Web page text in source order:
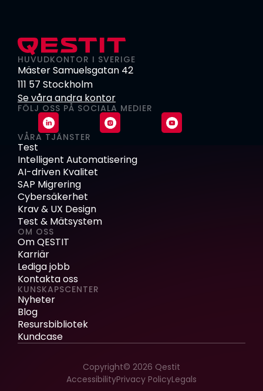
HUVUDKONTOR I SVERIGE
Mäster Samuelsgatan 42
111 57 Stockholm
Se våra andra kontor
FÖLJ OSS PÅ SOCIALA MEDIER
VÅRA TJÄNSTER
Test
Intelligent Automatisering
AI-driven Kvalitet
SAP Migrering
Cybersäkerhet
Krav & UX Design
Test & Mätsystem
OM OSS
Om QESTIT
Karriär
Lediga jobb
Kontakta oss
KUNSKAPSCENTER
Nyheter
Blog
Resursbibliotek
Kundcase
Copyright© 2026 Qestit
AccessibilityPrivacy PolicyLegals